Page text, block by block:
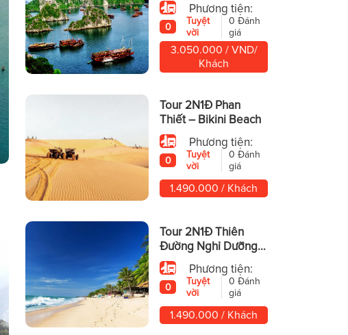
Phương tiện:
0
Tuyệt
vời
0 Đánh
giá
3.050.000 / VND/
Khách
Tour 2N1Đ Phan
Thiết – Bikini Beach
Phương tiện:
0
Tuyệt
vời
0 Đánh
giá
1.490.000 / Khách
Tour 2N1Đ Thiên
Đường Nghỉ Dưỡng
Phan Thiết – Mũi Né
Phương tiện:
0
Tuyệt
vời
0 Đánh
giá
1.490.000 / Khách